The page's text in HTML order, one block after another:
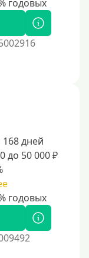
168 дней
до 50 000 ₽